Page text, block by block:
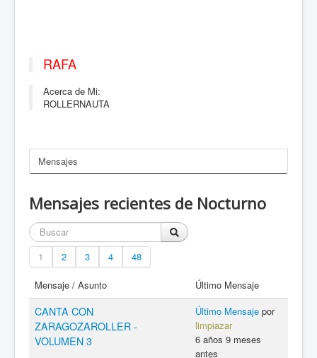
RAFA
Acerca de Mi:
ROLLERNAUTA
Mensajes
Mensajes recientes de Nocturno
1 2 3 4 48
Mensaje / Asunto Último Mensaje
CANTA CON
ZARAGOZAROLLER -
VOLUMEN 3
Último Mensaje por
limpiazar
6 años 9 meses
antes